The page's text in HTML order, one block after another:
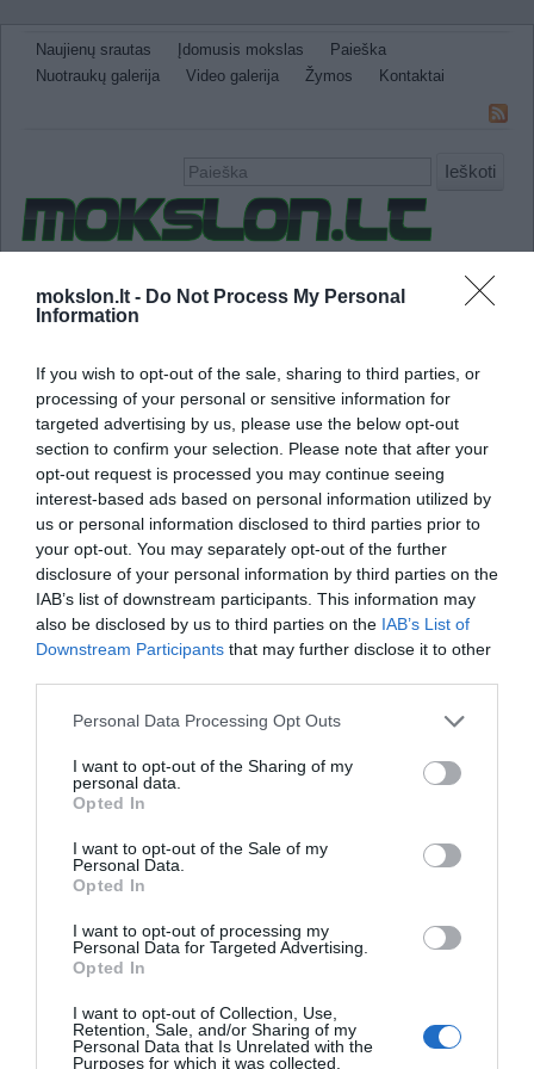
mokslon.lt - Do Not Process My Personal
Information
If you wish to opt-out of the sale, sharing to third parties, or
processing of your personal or sensitive information for
targeted advertising by us, please use the below opt-out
section to confirm your selection. Please note that after your
opt-out request is processed you may continue seeing
interest-based ads based on personal information utilized by
us or personal information disclosed to third parties prior to
your opt-out. You may separately opt-out of the further
disclosure of your personal information by third parties on the
IAB’s list of downstream participants. This information may
also be disclosed by us to third parties on the IAB’s List of
Downstream Participants that may further disclose it to other
Personal Data Processing Opt Outs
I want to opt-out of the Sharing of my
personal data.
Opted In
I want to opt-out of the Sale of my
Personal Data.
Opted In
I want to opt-out of processing my
Personal Data for Targeted Advertising.
Opted In
I want to opt-out of Collection, Use,
Retention, Sale, and/or Sharing of my
Personal Data that Is Unrelated with the
Purposes for which it was collected.
Naujienų srautas Įdomusis mokslas
Paieška
Nuotraukų galerija
Video galerija Žymos Kontaktai
Ieškoti
IT Technologijos
atšiauri gamta
Kaip augalai ginasi nuo dehidratacijos
Augalų sėklos yra nepaprastos
būsenoje, kurios metu ženkliai sumažėja
atšiaurius gamtos periodus. Max Planck
ląstelės branduolys mažėja, o genetinė
genetinę medžiagą gina nuo
ruošiasi įvairiais būdais, […]
Naujienlaiškio prenumerata
pirmieji.
Užsisakyti
Atsisakyti
Draugai